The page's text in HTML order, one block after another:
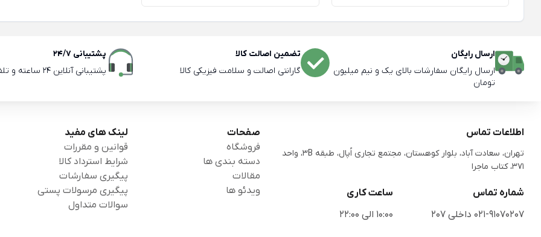
ارسال رایگان
ارسال رایگان سفارشات بالای یک و نیم میلیون
تومان
تضمین اصالت کالا
گارانتی اصالت و سلامت فیزیکی کالا
پشتیبانی 24/7
پشتیبانی آنلاین 24 ساعته و تلفنی ساعات اداری
اطلاعات تماس
تهران، سعادت آباد، بلوار کوهستان، مجتمع تجاری اُپال، طبقه 3B، واحد
371، کتاب ماجرا
شماره تماس
021-91070207 داخلی 207
ساعت کاری
10:00 الی 22:00
صفحات
فروشگاه
دسته بندی ها
مقالات
ویدئو ها
لینک های مفید
قوانین و مقررات
شرایط استرداد کالا
پیگیری سفارشات
پیگیری مرسولات پستی
سوالات متداول